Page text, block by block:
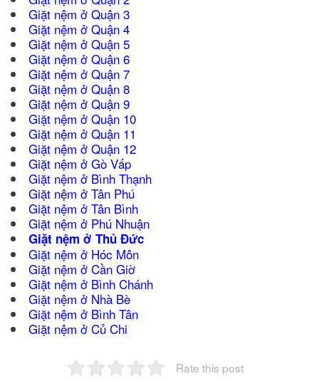
Giặt nệm ở Quận 3
Giặt nệm ở Quận 4
Giặt nệm ở Quận 5
Giặt nệm ở Quận 6
Giặt nệm ở Quận 7
Giặt nệm ở Quận 8
Giặt nệm ở Quận 9
Giặt nệm ở Quận 10
Giặt nệm ở Quận 11
Giặt nệm ở Quận 12
Giặt nệm ở Gò Vấp
Giặt nệm ở Bình Thạnh
Giặt nệm ở Tân Phú
Giặt nệm ở Tân Bình
Giặt nệm ở Phú Nhuận
Giặt nệm ở Thủ Đức
Giặt nệm ở Hóc Môn
Giặt nệm ở Cần Giờ
Giặt nệm ở Bình Chánh
Giặt nệm ở Nhà Bè
Giặt nệm ở Bình Tân
Giặt nệm ở Củ Chi
Rate this post